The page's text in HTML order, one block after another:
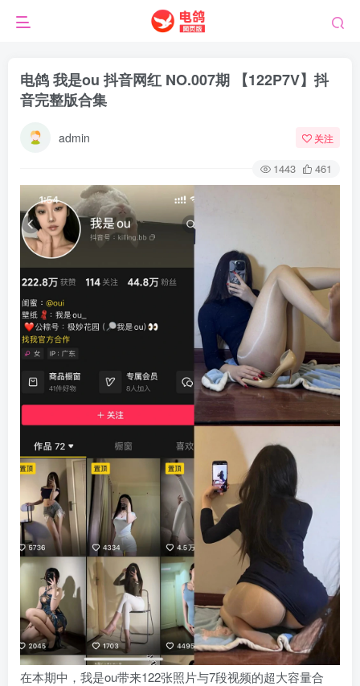
电鸽 我是ou 抖音网红 NO.007期 【122P7V】抖
音完整版合集
admin 关注
1443 461
在本期中，我是ou带来122张照片与7段视频的超大容量合